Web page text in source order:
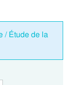
/ Étude de la